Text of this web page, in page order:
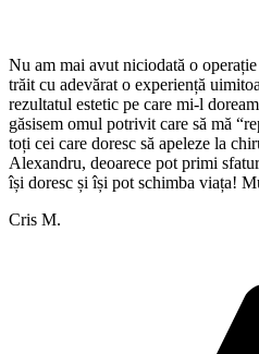
Nu am mai avut niciodată o
trăit cu adevărat o experiență
rezultatul estetic pe care mi-l
găsisem omul potrivit care să mă
toți cei care doresc să apeleze la
Alexandru, deoarece pot primi
își doresc și își pot schimba viața!
Cris M.